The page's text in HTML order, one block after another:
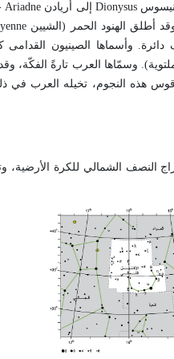
Dionysusإلى أريادن Ariadne
أطلق الهنود الحمر (الشيين
وأسماها الصينيون القدامى
وسمّاها العرب تارةً الفكّة،
هذه النجوم، تخيله العرب في
الشمالي للكرة الأرضية،